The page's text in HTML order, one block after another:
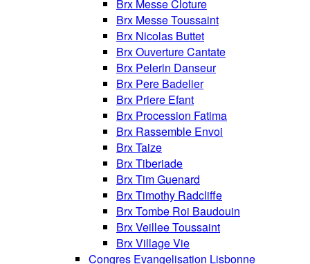
Brx Messe Cloture
Brx Messe Toussaint
Brx Nicolas Buttet
Brx Ouverture Cantate
Brx Pelerin Danseur
Brx Pere Badelier
Brx Priere Efant
Brx Procession Fatima
Brx Rassemble Envoi
Brx Taize
Brx Tiberiade
Brx Tim Guenard
Brx Timothy Radcliffe
Brx Tombe Roi Baudouin
Brx Veillee Toussaint
Brx Village Vie
Congres Evangelisation Lisbonne